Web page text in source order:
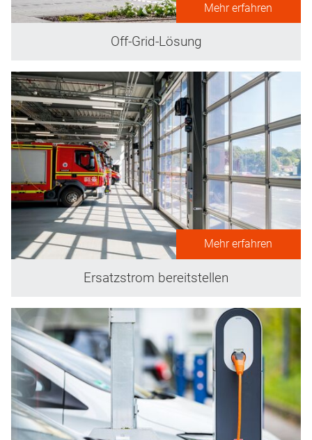
Mehr erfahren
Off-Grid-Lösung
Mehr erfahren
Ersatzstrom bereitstellen